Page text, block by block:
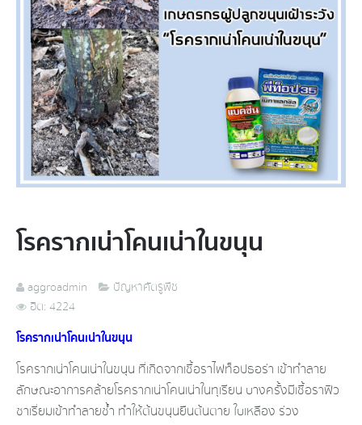
โรครากเน่า​โคน​เน่า​ในขนุน
aggroadmin
ปัญหาศัตรูพืช
ฮิต: 4224
โรครากเน่า​โคน​เน่า​ในขนุน
โรครากเน่า​โคน​เน่า​ในขนุน​ ที่เกิดจากเชื้อราไฟท็อปธอร่า​ เข้าทำลาย​
ลักษณะ​อาการคล้ายโรครากเน่า​โคน​เน่า​ในทุเรียน​ บางครั้งมีเชื้อราฟิว
ซา​เรี่ยม​เข้าทำลายซ้ำ​ ทำให้ต้นขนุนยืนต้นตาย​ ใบเหลือง​ ร่วง